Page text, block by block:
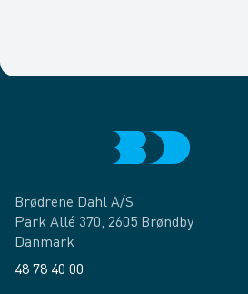
Brødrene Dahl A/S
Park Allé 370, 2605 Brøndby
Danmark
48 78 40 00